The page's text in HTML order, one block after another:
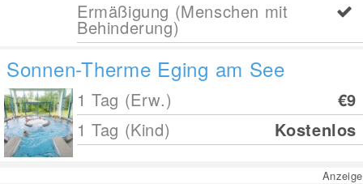
Ermäßigung (Menschen mit
Behinderung)
Sonnen-Therme Eging am See
1 Tag (Erw.)
€9
1 Tag (Kind)
Kostenlos
Anzeige